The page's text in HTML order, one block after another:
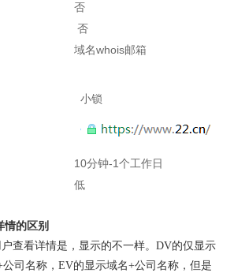
否
否
域名whois邮箱
小锁
10分钟-1个工作日
低
情的区别
查看详情是，显示的不一样。DV的仅显示
司名称，EV的显示域名+公司名称，但是